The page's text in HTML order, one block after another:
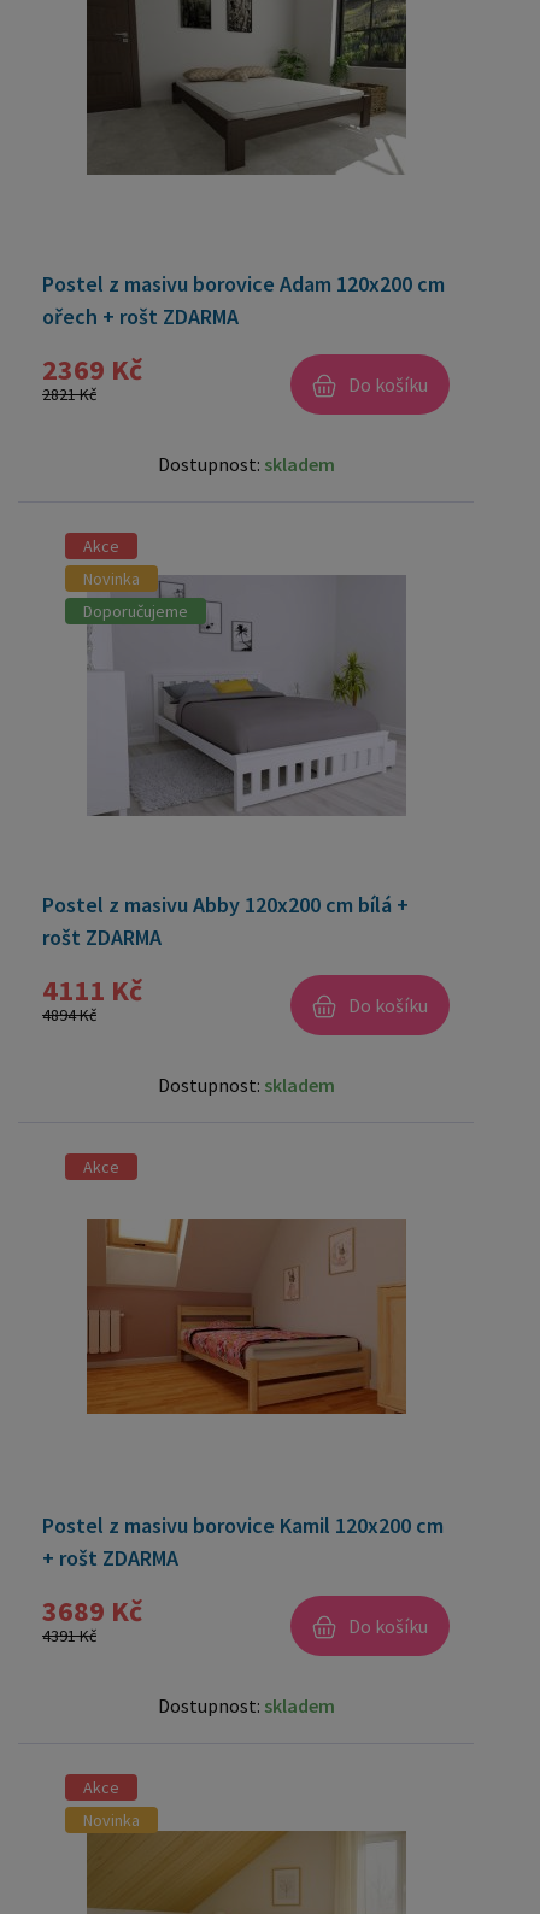
Postel z masivu borovice Adam 120x200 cm
ořech + rošt ZDARMA
2369 Kč
2821 Kč Do košíku
Dostupnost: skladem
Akce
Novinka
Doporučujeme
Postel z masivu Abby 120x200 cm bílá +
rošt ZDARMA
4111 Kč
4894 Kč Do košíku
Dostupnost: skladem
Akce
Postel z masivu borovice Kamil 120x200 cm
+ rošt ZDARMA
3689 Kč
4391 Kč Do košíku
Dostupnost: skladem
Akce
Novinka